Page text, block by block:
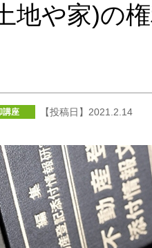
地や家)の
講座 【投稿日】2021.2.14